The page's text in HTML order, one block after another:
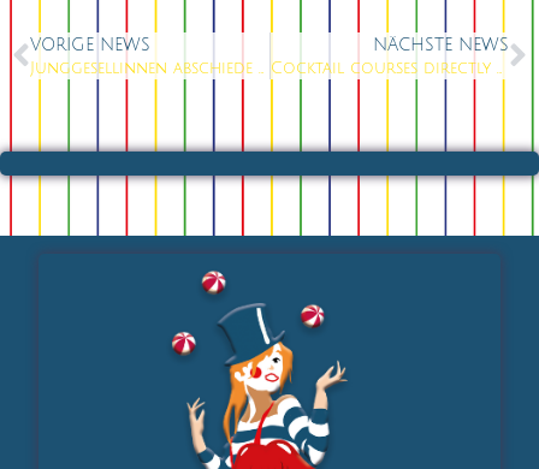
VORIGE NEWS
Junggesellinnen abschiede der Extraklasse
NÄCHSTE NEWS
Cocktail courses directly at the Alexanderplatz